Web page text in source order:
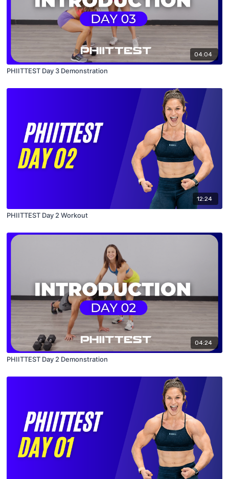
04:04
PHIITTEST Day 3 Demonstration
12:24
PHIITTEST Day 2 Workout
04:24
PHIITTEST Day 2 Demonstration